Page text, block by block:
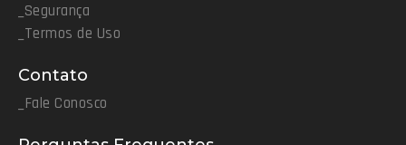
_Segurança
_Termos de Uso
Contato
_Fale Conosco